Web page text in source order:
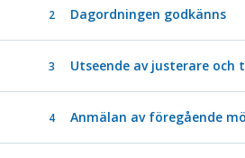
2 Dagordningen godkänns
3 Utseende av justerare
4 Anmälan av föregående